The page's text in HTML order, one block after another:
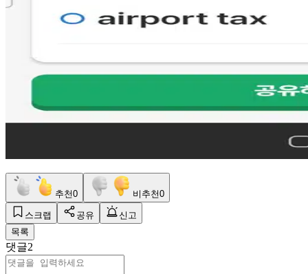
추천0 비추천0
스크랩 공유
신고
목록
댓글2